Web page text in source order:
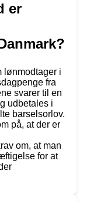
er
lønmodtager i
fra
svarer til en
udbetales i
barselsorlov.
på, at der er
om, at man
for at